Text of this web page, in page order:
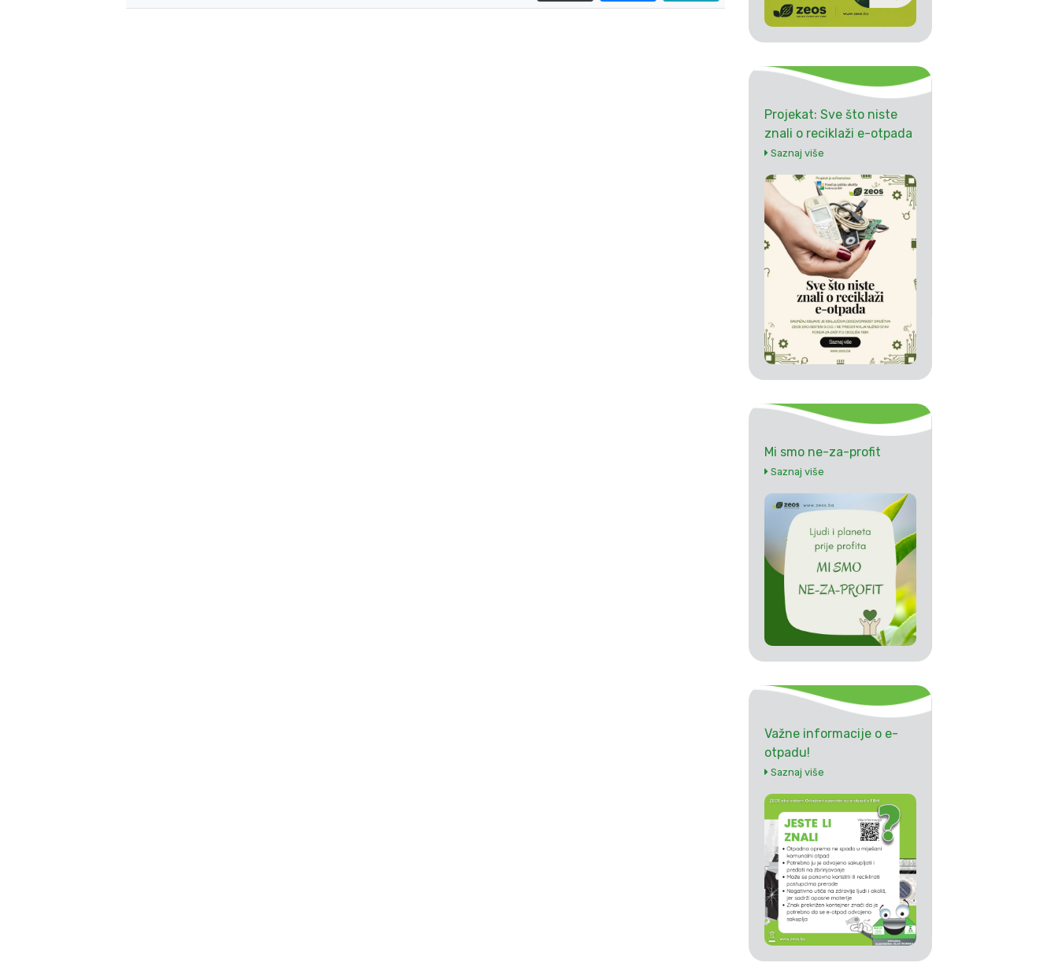
Projekat: Sve što niste
znali o reciklaži e-otpada
Saznaj više
Mi smo ne-za-profit
Saznaj više
Važne informacije o e-
otpadu!
Saznaj više